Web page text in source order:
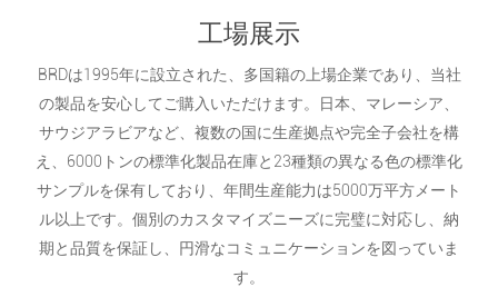
工場展示
BRDは1995年に設立された、多国籍の上場企業であり、当社
の製品を安心してご購入いただけます。日本、マレーシア、
サウジアラビアなど、複数の国に生産拠点や完全子会社を構
え、6000トンの標準化製品在庫と23種類の異なる色の標準化
サンプルを保有しており、年間生産能力は5000万平方メート
ル以上です。個別のカスタマイズニーズに完璧に対応し、納
期と品質を保証し、円滑なコミュニケーションを図っていま
す。